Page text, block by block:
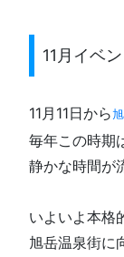
11月イベ
11月11日から
毎年この時期
静かな時間が
いよいよ本格
旭岳温泉街に